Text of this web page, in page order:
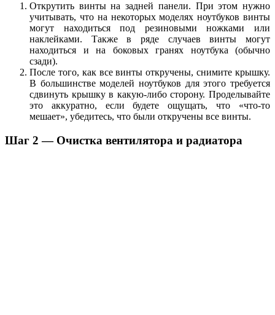
Открутить винты на задней панели. При этом нужно
учитывать, что на некоторых моделях ноутбуков винты
могут находиться под резиновыми ножками или
наклейками. Также в ряде случаев винты могут
находиться и на боковых гранях ноутбука (обычно
сзади).
После того, как все винты откручены, снимите крышку.
В большинстве моделей ноутбуков для этого требуется
сдвинуть крышку в какую-либо сторону. Проделывайте
это аккуратно, если будете ощущать, что «что-то
мешает», убедитесь, что были откручены все винты.
Шаг 2 — Очистка вентилятора и радиатора